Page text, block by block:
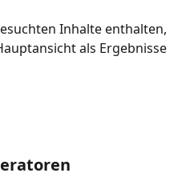
Inhalte enthalten,
als Ergebnisse